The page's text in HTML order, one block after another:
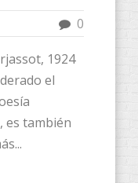
0
1924
el
es también